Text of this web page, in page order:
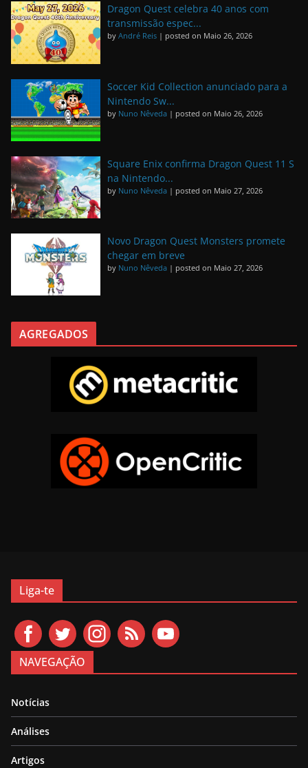
Dragon Quest celebra 40 anos com
transmissão espec...
by André Reis | posted on Maio 26, 2026
Soccer Kid Collection anunciado para a
Nintendo Sw...
by Nuno Nêveda | posted on Maio 26, 2026
Square Enix confirma Dragon Quest 11 S
na Nintendo...
by Nuno Nêveda | posted on Maio 27, 2026
Novo Dragon Quest Monsters promete
chegar em breve
by Nuno Nêveda | posted on Maio 27, 2026
AGREGADOS
Liga-te
NAVEGAÇÃO
Notícias
Análises
Artigos